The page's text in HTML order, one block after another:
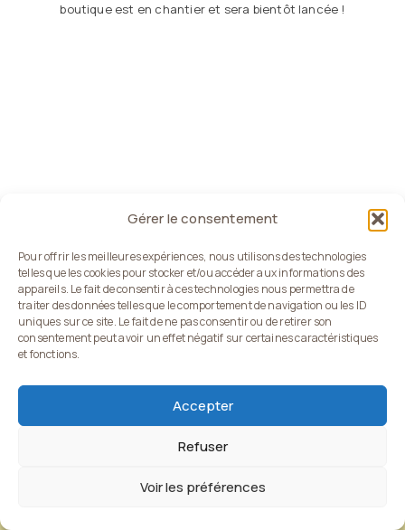
Gérer le consentement
Pour offrir les meilleures expériences, nous utilisons des technologies
telles que les cookies pour stocker et/ou accéder aux informations des
appareils. Le fait de consentir à ces technologies nous permettra de
traiter des données telles que le comportement de navigation ou les ID
uniques sur ce site. Le fait de ne pas consentir ou de retirer son
consentement peut avoir un effet négatif sur certaines caractéristiques
et fonctions.
Accepter
Refuser
Voir les préférences
boutique est en chantier et sera bientôt lancée !
Politique de confidentialité
Conditions Générales de Vente (CGV)
Règlement du jeu concours
Copyright © 2025 Web-HD. Tous droits réservés.